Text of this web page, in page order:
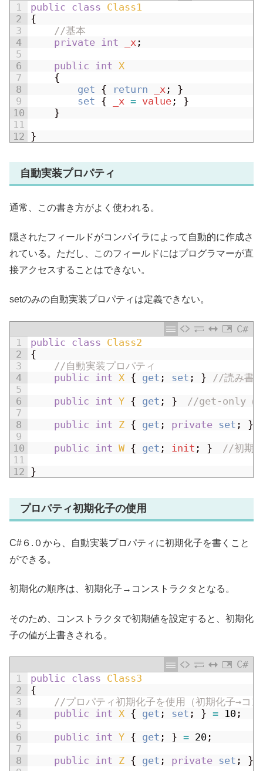
1
2
3
4
5
6
7
8
9
10
11
12
public class Class1
{
//基本
private int _x ;
public
int X
{
get { return _x ;
}
set { _x = value ;
}
}
}
自動実装プロパティ
通常、この書き方がよく使われる。
隠されたフィールドがコンパイラによって自動的に作成さ
れている。ただし、このフィールドにはプログラマーが直
接アクセスすることはできない。
setのみの自動実装プロパティは定義できない。
C#
1
2
3
4
5
6
7
8
9
10
11
12
public class Class2
{
//自動実装プロパティ
public int X { get ; set ; }
//読み書
public int Y { get ; }
//get-only（読
public int Z { get ; private set ;
}
public int W { get ; init ; }
//初期
}
プロパティ初期化子の使用
C#６.０から、自動実装プロパティに初期化子を書くこと
ができる。
初期化の順序は、初期化子→コンストラクタとなる。
そのため、コンストラクタで初期値を設定すると、初期化
子の値が上書きされる。
C#
1
2
3
4
5
6
7
8
public class Class3
{
//プロパティ初期化子を使用（初期化子→コ
public
int X { get ; set ; } = 10 ;
public
int Y { get ; } = 20 ;
public
int Z { get ; private set ; }